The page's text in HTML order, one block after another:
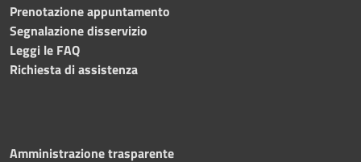
Prenotazione appuntamento
Segnalazione disservizio
Leggi le FAQ
Richiesta di assistenza
Amministrazione trasparente